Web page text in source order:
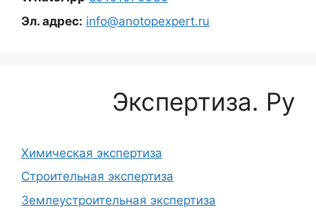
Эл. адрес: info@anotopexpert.ru
Экспертиза. Ру
Химическая экспертиза
Строительная экспертиза
Землеустроительная экспертиза